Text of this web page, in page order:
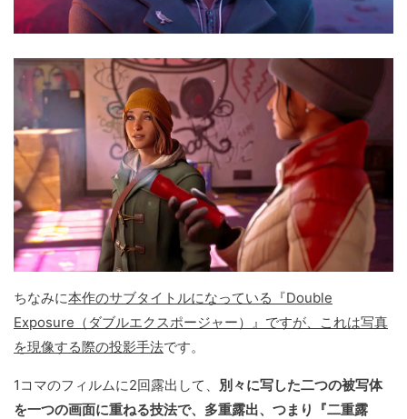
ちなみに本作のサブタイトルになっている『Double
Exposure（ダブルエクスポージャー）』ですが、これは写真
を現像する際の投影手法です。
1コマのフィルムに2回露出して、 別々に写した二つの被写体
を一つの画面に重ねる技法で、多重露出、つまり『二重露